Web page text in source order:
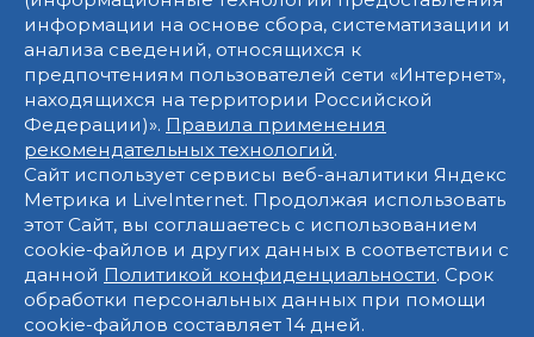
информации на основе сбора, систематизации и
анализа сведений, относящихся к
предпочтениям пользователей сети «Интернет»,
находящихся на территории Российской
Федерации)». Правила применения
рекомендательных технологий.
Сайт использует сервисы веб-аналитики Яндекс
Метрика и LiveInternet. Продолжая использовать
этот Сайт, вы соглашаетесь с использованием
cookie-файлов и других данных в соответствии с
данной Политикой конфиденциальности. Срок
обработки персональных данных при помощи
cookie-файлов составляет 14 дней.